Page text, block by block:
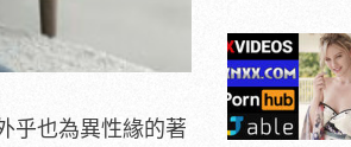
乎也為異性緣的著